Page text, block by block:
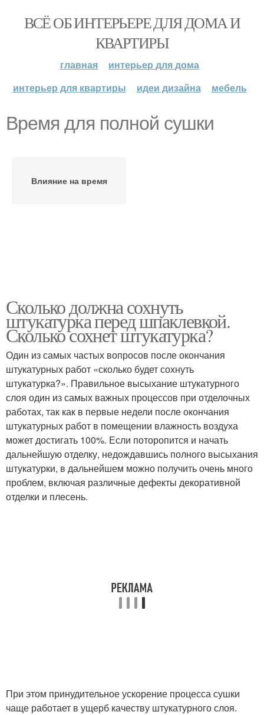
ВСЁ ОБ ИНТЕРЬЕРЕ ДЛЯ ДОМА И
КВАРТИРЫ
главная
интерьер для дома
интерьер для квартиры
идеи дизайна мебель
Время для полной сушки
Влияние на время
Сколько должна сохнуть
штукатурка перед шпаклевкой.
Сколько сохнет штукатурка?
Один из самых частых вопросов после окончания
штукатурных работ «сколько будет сохнуть
штукатурка?». Правильное высыхание штукатурного
слоя один из самых важных процессов при отделочных
работах, так как в первые недели после окончания
штукатурных работ в помещении влажность воздуха
может достигать 100%. Если поторопится и начать
дальнейшую отделку, недождавшись полного высыхания
штукатурки, в дальнейшем можно получить очень много
проблем, включая различные дефекты декоративной
отделки и плесень.
При этом принудительное ускорение процесса сушки
чаще работает в ущерб качеству штукатурного слоя.